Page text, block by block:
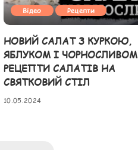
Відео Рецепти
НОВИЙ САЛАТ З КУРКОЮ,
ЯБЛУКОМ І ЧОРНОСЛИВОМ
РЕЦЕПТИ САЛАТІВ НА
СВЯТКОВИЙ СТІЛ
10.05.2024